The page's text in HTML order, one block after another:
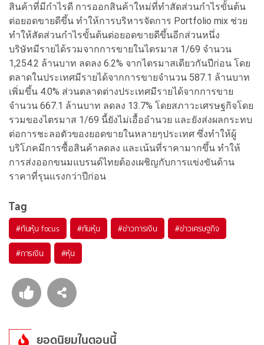
สินค้าที่มีกำไรดี การออกสินค้าใหม่ที่ทำสัดส่วนกำไรขั้นต้น
ต่อยอดขายดีขึ้น ทำให้การบริหารจัดการ Portfolio mix ช่วย
ทำให้สัดส่วนกำไรขั้นต้นต่อยอดขายดีขึ้นอีกส่วนหนึ่ง
บริษัทมีรายได้รวมจากการขายในไตรมาส 1/69 จำนวน
1,254.2 ล้านบาท ลดลง 6.2% จากไตรมาสเดียวกันปีก่อน โดย
ตลาดในประเทศมีรายได้จากการขายจำนวน 587.1 ล้านบาท
เพิ่มขึ้น 4.0% ส่วนตลาดต่างประเทศมีรายได้จากการขาย
จำนวน 667.1 ล้านบาท ลดลง 13.7% โดยสภาวะเศรษฐกิจโดย
รวมของไตรมาส 1/69 นี้ยังไม่เอื้ออำนวย และยังส่งผลกระทบ
ต่อการชะลอตัวของยอดขายในหลายๆประเทศ ซึ่งทำให้ผู้
บริโภคมีการซื้อสินค้าลดลง และเน้นที่ราคามากขึ้น ทำให้
การส่งออกขนมแบรนด์ไทยต้องเผชิญกับการแข่งขันด้าน
ราคาที่รุนแรงกว่าปีก่อน
Tag
#ทันหุ้น focus #ทันหุ้น #ข่าวการเงิน #ข่าวเศรษฐกิจ
#การเงิน #หุ้น
ยอดนิยมในตอนนี้